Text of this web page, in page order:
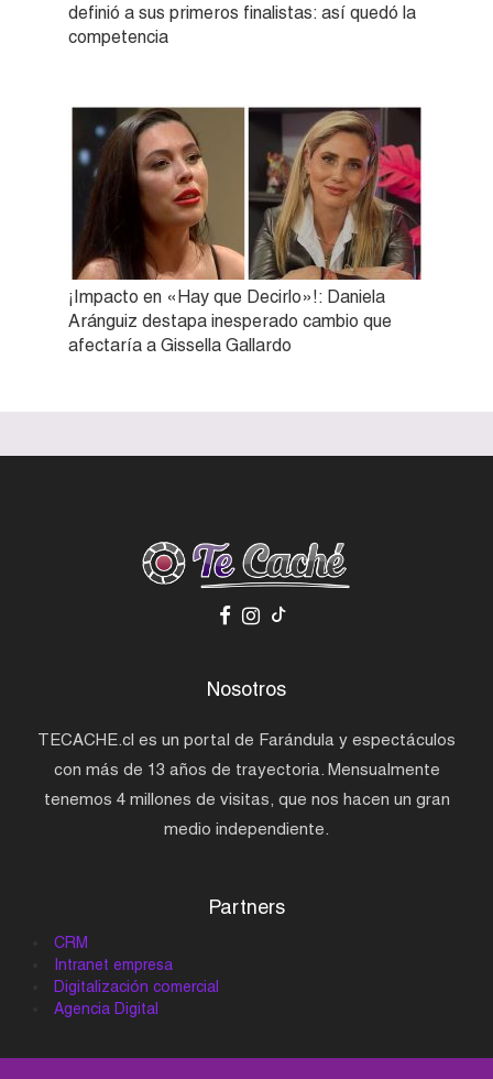
definió a sus primeros finalistas: así quedó la
competencia
¡Impacto en «Hay que Decirlo»!: Daniela
Aránguiz destapa inesperado cambio que
afectaría a Gissella Gallardo
Nosotros
TECACHE.cl es un portal de Farándula y espectáculos
con más de 13 años de trayectoria. Mensualmente
tenemos 4 millones de visitas, que nos hacen un gran
medio independiente.
Partners
CRM
Intranet empresa
Digitalización comercial
Agencia Digital